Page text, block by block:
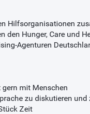
Hilfsorganisationen
den Hunger, Care und
Agenturen
mit Menschen
zu diskutieren und
Zeit